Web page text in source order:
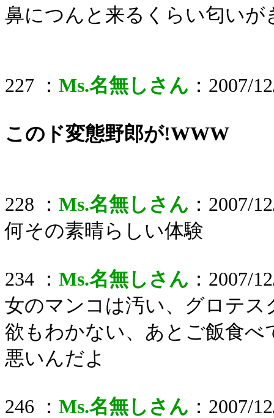
鼻につんと来るくらい匂い
227 ： Ms.名無しさん ：2007/
このド変態野郎が!WWW
228 ： Ms.名無しさん ：2007/
何その素晴らしい体験
234 ： Ms.名無しさん ：2007/
女のマンコは汚い、グロテ
欲もわかない、あとご飯食
悪いんだよ
246 ： Ms.名無しさん ：2007/